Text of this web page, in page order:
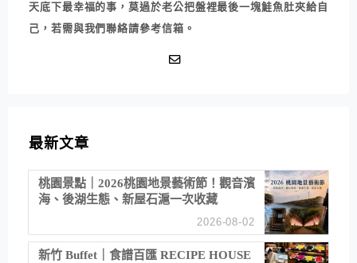
天底下最幸福的事，莫過於老公把盤裡最後一塊鮭魚肚夾給自
己，若需與我們聯絡請參考信箱。
最新文章
桃園景點｜2026桃園地景藝術節！觀音濱
海、後湖生態、新屋石滬一次收藏
2026-08-02
新竹 Buffet｜食譜百匯 RECIPE HOUSE